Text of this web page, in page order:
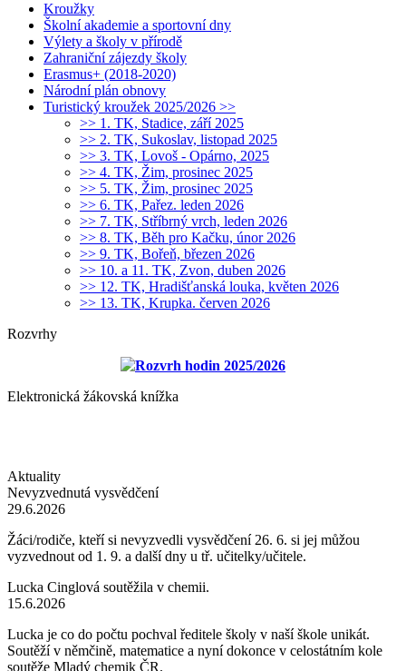
Kroužky
Školní akademie a sportovní dny
Výlety a školy v přírodě
Zahraniční zájezdy školy
Erasmus+ (2018-2020)
Národní plán obnovy
Turistický kroužek 2025/2026 >>
>> 1. TK, Stadice, září 2025
>> 2. TK, Sukoslav, listopad 2025
>> 3. TK, Lovoš - Opárno, 2025
>> 4. TK, Žim, prosinec 2025
>> 5. TK, Žim, prosinec 2025
>> 6. TK, Pařez. leden 2026
>> 7. TK, Stříbrný vrch, leden 2026
>> 8. TK, Běh pro Kačku, únor 2026
>> 9. TK, Bořeň, březen 2026
>> 10. a 11. TK, Zvon, duben 2026
>> 12. TK, Hradišťanská louka, květen 2026
>> 13. TK, Krupka. červen 2026
Rozvrhy
Rozvrh hodin 2025/2026
Elektronická žákovská knížka
Aktuality
Nevyzvednutá vysvědčení
29.6.2026
Žáci/rodiče, kteří si nevyzvedli vysvědčení 26. 6. si jej můžou
vyzvednout od 1. 9. a další dny u tř. učitelky/učitele.
Lucka Cinglová soutěžila v chemii.
15.6.2026
Lucka je co do počtu pochval ředitele školy v naší škole unikát.
Soutěží v němčině, matematice a nyní dokonce v celostátním kole
soutěže Mladý chemik ČR.